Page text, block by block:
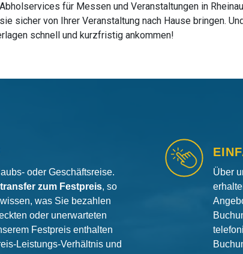
für Messen und Veranstaltungen in
sicher von Ihrer Veranstaltung nach Hause bringen.
schnell und kurzfristig ankommen!
oder Geschäftsreise.
zum Festpreis, so
was Sie bezahlen
oder unerwarteten
Festpreis enthalten
Leistungs-Verhältnis und
Über